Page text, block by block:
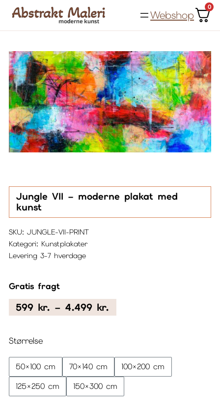
Spring
Webshop
0
Jungle VII – moderne plakat med
kunst
SKU: JUNGLE-VII-PRINT
Kategori: Kunstplakater
Levering 3-7 hverdage
Gratis fragt
599 kr. – 4.499 kr.
599 kr.
Størrelse
50×100 cm 70×140 cm
100×200 cm
125×250 cm
150×300 cm